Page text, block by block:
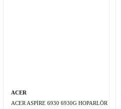
ACER
ACER ASPİRE 6930 6930G HOPARLÖR